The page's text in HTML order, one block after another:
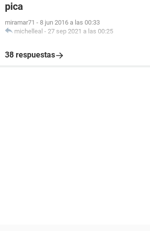
pica
miramar71 - 8 jun 2016 a las 00:33
michelleal - 27 sep 2021 a las 00:25
38 respuestas